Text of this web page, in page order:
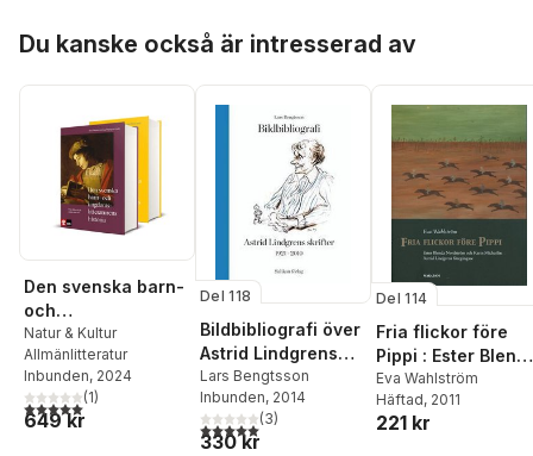
Du kanske också är intresserad av
Den svenska barn-
och
ungdomslitterature
ns historia 1-2
Natur & Kultur
Allmänlitteratur
Inbunden, 2024
5,0utav 5 stjärnor. Totalt antal röster:
(1)
649 kr
Del 118
Bildbibliografi över
Astrid Lindgrens
skrifter 1921-2010
Lars Bengtsson
Inbunden, 2014
5,0utav 5 stjärnor. Totalt antal röster:
(3)
330 kr
Del 114
Fria flickor före
Pippi : Ester
Nordström och
Karin Michaëlis :
Astrid Lindgrens
Eva Wahlström
Häftad, 2011
221 kr